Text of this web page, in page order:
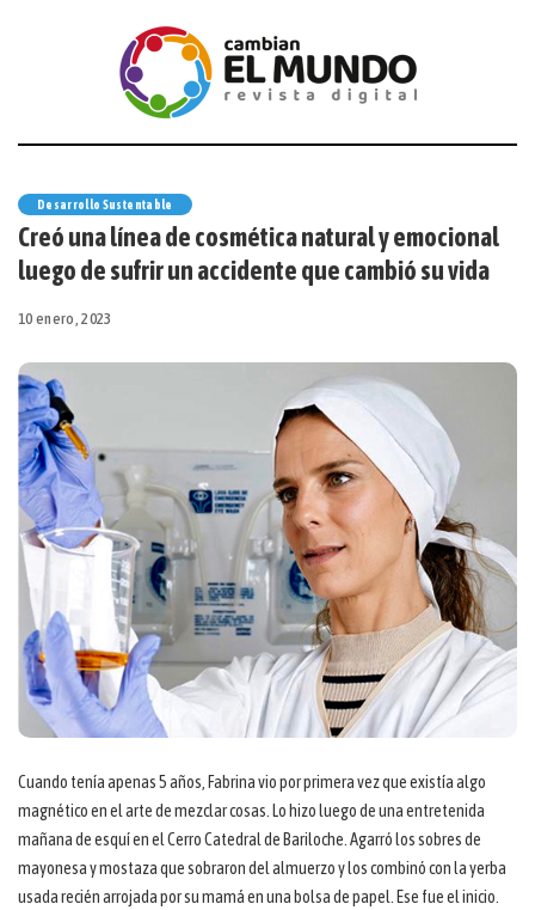
Desarrollo Sustentable
Creó una línea de cosmética natural y emocional
luego de sufrir un accidente que cambió su vida
10 enero, 2023
Cuando tenía apenas 5 años, Fabrina vio por primera vez que existía algo
magnético en el arte de mezclar cosas. Lo hizo luego de una entretenida
mañana de esquí en el Cerro Catedral de Bariloche. Agarró los sobres de
mayonesa y mostaza que sobraron del almuerzo y los combinó con la yerba
usada recién arrojada por su mamá en una bolsa de papel. Ese fue el inicio.